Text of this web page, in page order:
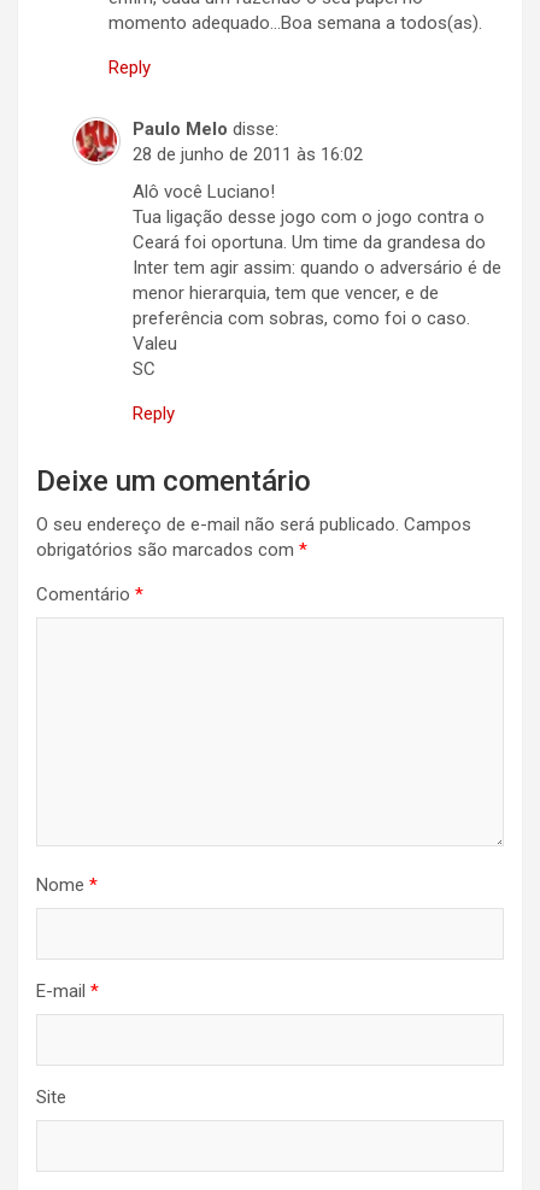
momento adequado…Boa semana a todos(as).
Reply
Paulo Melo disse:
28 de junho de 2011 às 16:02
Alô você Luciano!
Tua ligação desse jogo com o jogo contra o
Ceará foi oportuna. Um time da grandesa do
Inter tem agir assim: quando o adversário é de
menor hierarquia, tem que vencer, e de
preferência com sobras, como foi o caso.
Valeu
SC
Reply
Deixe um comentário
O seu endereço de e-mail não será publicado. Campos
obrigatórios são marcados com *
Comentário *
Nome *
E-mail *
Site